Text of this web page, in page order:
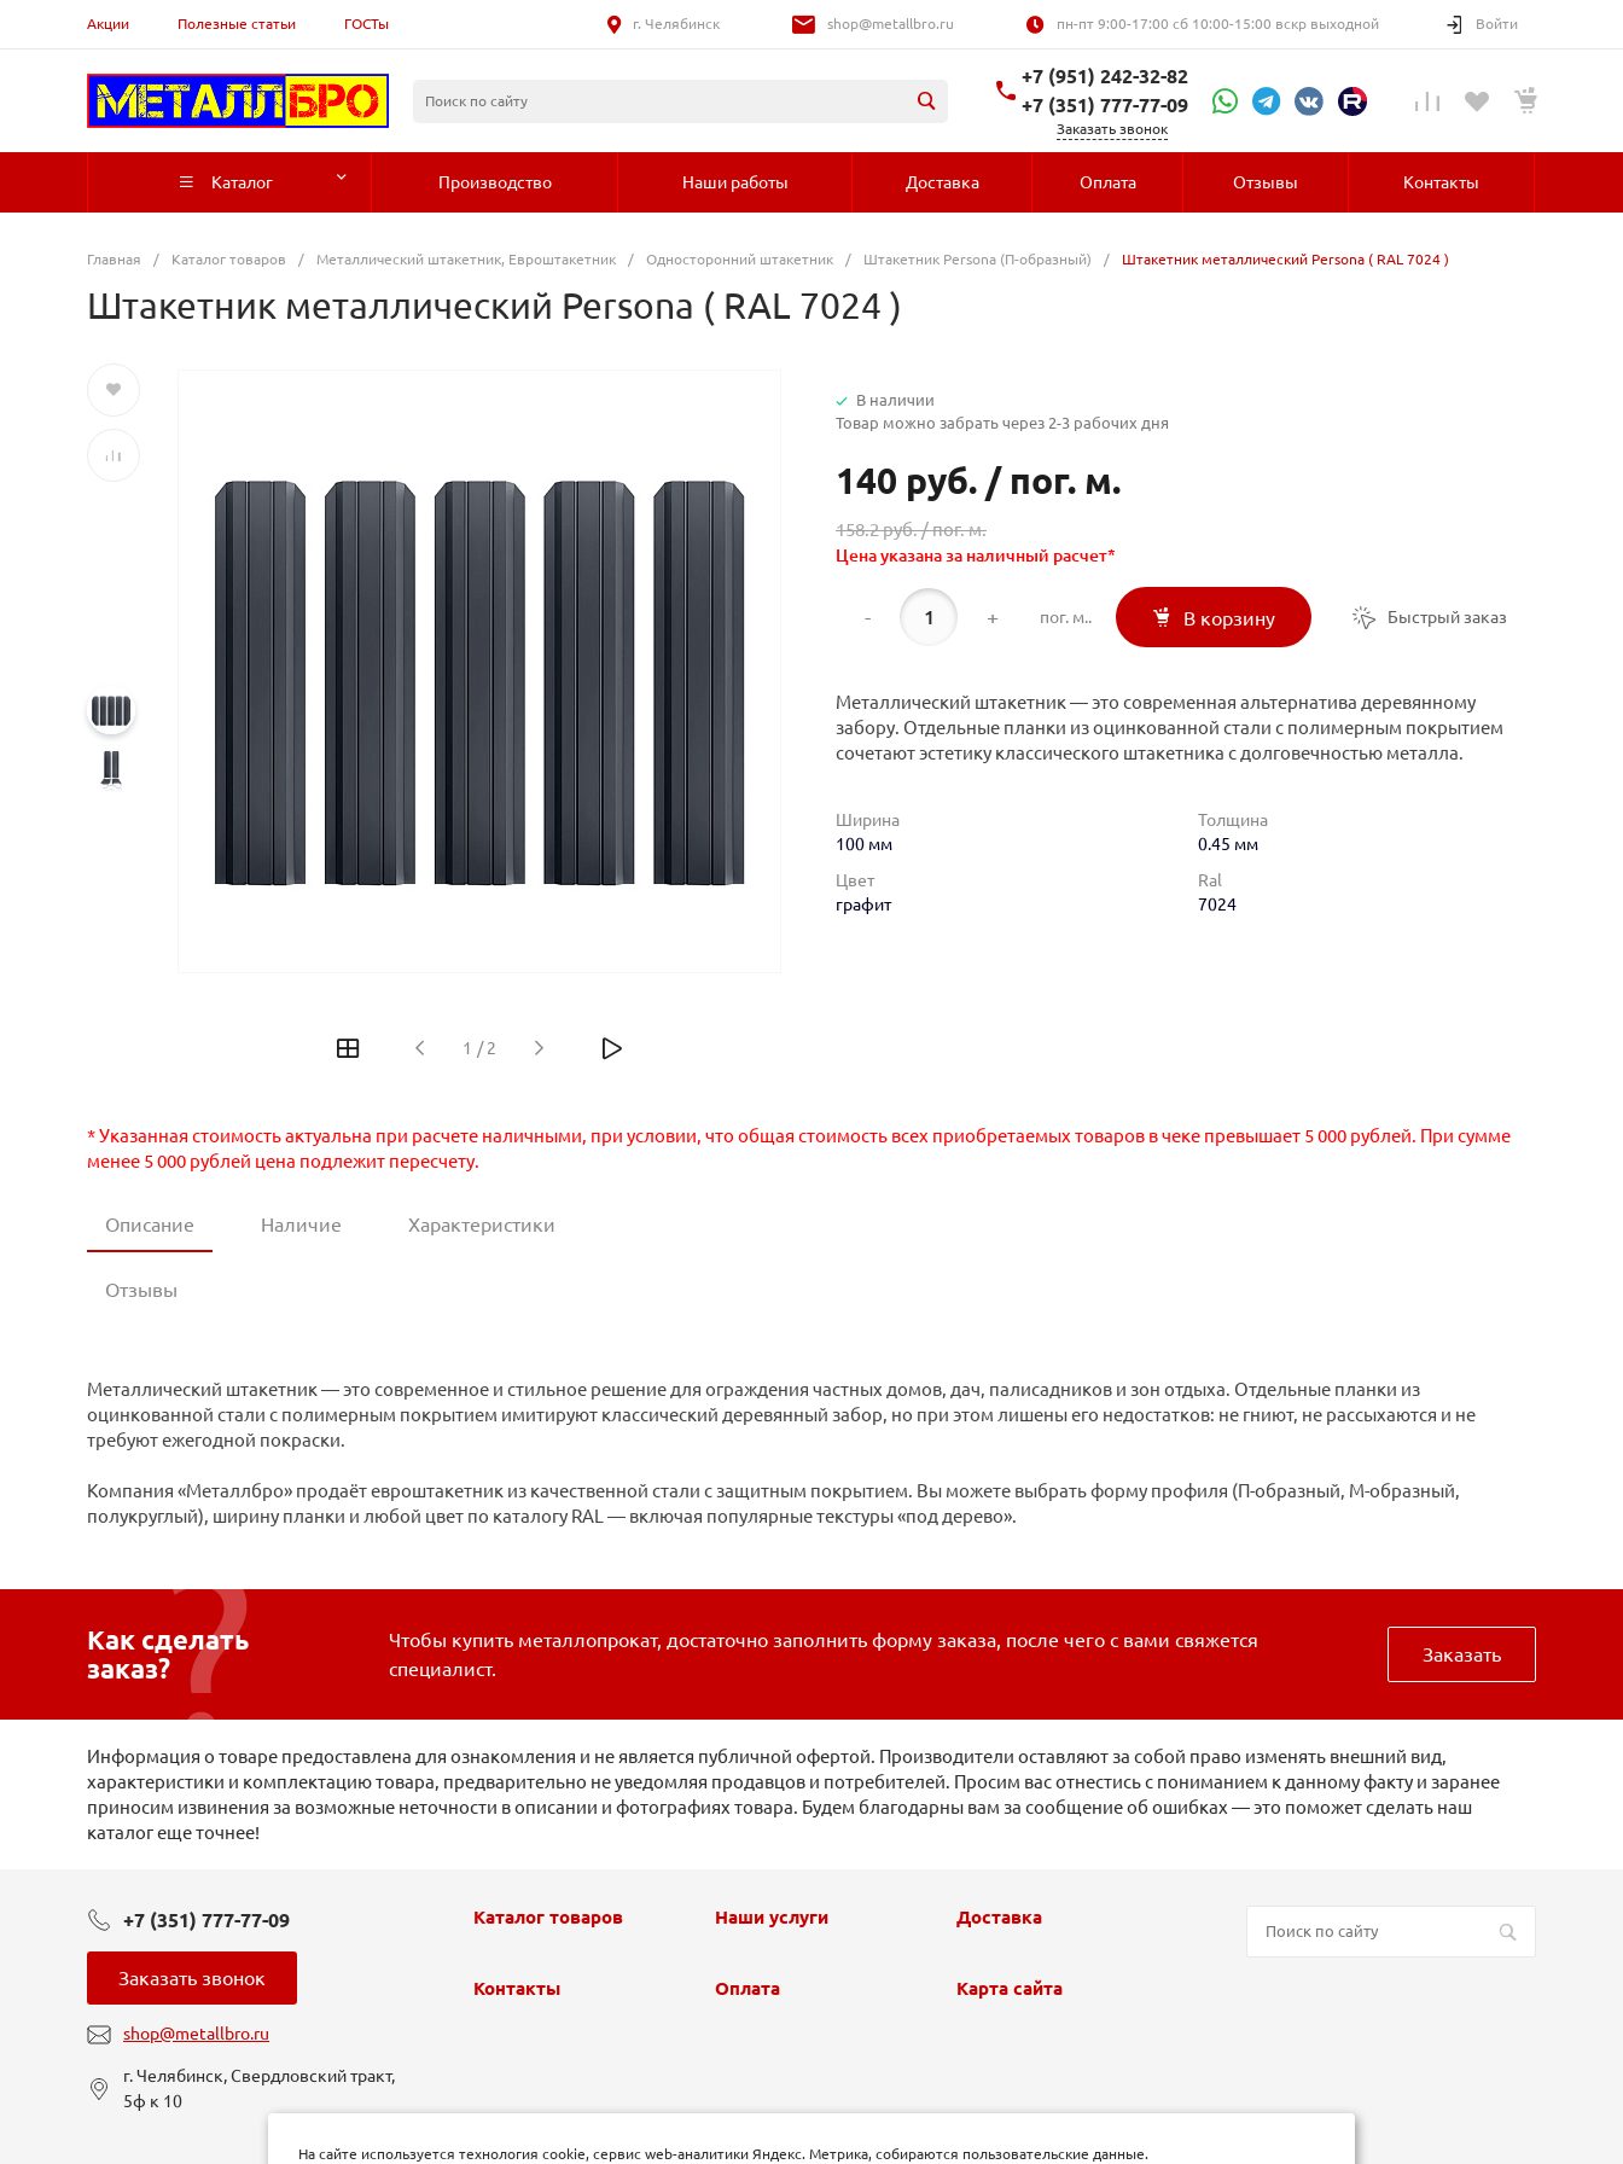
Акции Полезные статьи ГОСТы г. Челябинск shop@metallbro.ru пн-пт 9:00-17:00 сб 10:00-15:00 вскр выходной Войти
+7 (951) 242-32-82
+7 (351) 777-77-09
Заказать звонок
Каталог Производство Наши работы Доставка Оплата Отзывы Контакты
Главная / Каталог товаров / Металлический штакетник, Евроштакетник / Односторонний штакетник / Штакетник Persona (П-образный) / Штакетник металлический Persona ( RAL 7024 )
Штакетник металлический Persona ( RAL 7024 )
1 / 2
В наличии
Товар можно забрать через 2-3 рабочих дня
140 руб. / пог. м.
158.2 руб. /пог. м.
Цена указана за наличный расчет*
- + пог. м.. В корзину Быстрый заказ
Металлический штакетник — это современная альтернатива деревянному
забору. Отдельные планки из оцинкованной стали с полимерным покрытием
сочетают эстетику классического штакетника с долговечностью металла.
Ширина
100 мм
Толщина
0.45 мм
Цвет
графит
Ral
7024
* Указанная стоимость актуальна при расчете наличными, при условии, что общая стоимость всех приобретаемых товаров в чеке превышает 5 000 рублей. При сумме
менее 5 000 рублей цена подлежит пересчету.
Описание Наличие Характеристики
Отзывы
Металлический штакетник — это современное и стильное решение для ограждения частных домов, дач, палисадников и зон отдыха. Отдельные планки из
оцинкованной стали с полимерным покрытием имитируют классический деревянный забор, но при этом лишены его недостатков: не гниют, не рассыхаются и не
требуют ежегодной покраски.
Компания «Металлбро» продаёт евроштакетник из качественной стали с защитным покрытием. Вы можете выбрать форму профиля (П-образный, М-образный,
полукруглый), ширину планки и любой цвет по каталогу RAL — включая популярные текстуры «под дерево».
Как сделать
заказ?
Чтобы купить металлопрокат, достаточно заполнить форму заказа, после чего с вами свяжется
специалист.
Заказать
Информация о товаре предоставлена для ознакомления и не является публичной офертой. Производители оставляют за собой право изменять внешний вид,
характеристики и комплектацию товара, предварительно не уведомляя продавцов и потребителей. Просим вас отнестись с пониманием к данному факту и заранее
приносим извинения за возможные неточности в описании и фотографиях товара. Будем благодарны вам за сообщение об ошибках — это поможет сделать наш
каталог еще точнее!
+7 (351) 777-77-09
Заказать звонок
shop@metallbro.ru
г. Челябинск, Свердловский тракт,
5ф к 10
Каталог товаров Наши услуги Доставка
Контакты Оплата Карта сайта
На сайте используется технология cookie, сервис web-аналитики Яндекс. Метрика, собираются пользовательские данные.